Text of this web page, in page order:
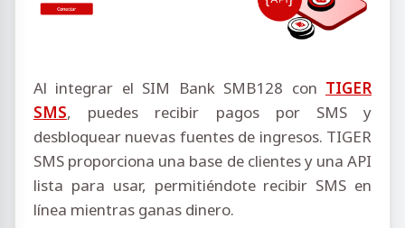
Al integrar el SIM Bank SMB128 con TIGER
SMS, puedes recibir pagos por SMS y
desbloquear nuevas fuentes de ingresos. TIGER
SMS proporciona una base de clientes y una API
lista para usar, permitiéndote recibir SMS en
línea mientras ganas dinero.